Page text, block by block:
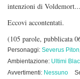
intenzioni di Voldemort...
Eccovi accontentati.
(105 parole, pubblicata
Personaggi: Severus Piton
Ambientazione: Ultimi
Avvertimenti: Nessuno